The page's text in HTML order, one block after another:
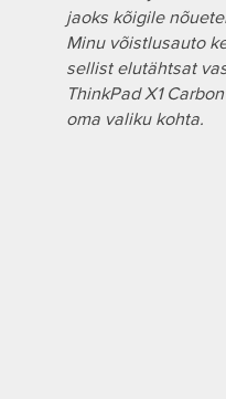
jaoks kõigile
Minu võistlusauto
sellist elutähtsat
ThinkPad X1
oma valiku kohta.